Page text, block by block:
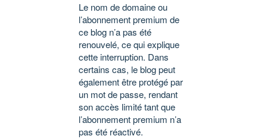
Le nom de domaine ou
l’abonnement premium de
ce blog n’a pas été
renouvelé, ce qui explique
cette interruption. Dans
certains cas, le blog peut
également être protégé par
un mot de passe, rendant
son accès limité tant que
l’abonnement premium n’a
pas été réactivé.